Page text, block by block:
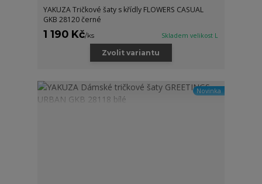
YAKUZA Tričkové šaty s křídly FLOWERS CASUAL
GKB 28120 černé
1 190 Kč/ks Skladem velikost L
Zvolit variantu
Novinka